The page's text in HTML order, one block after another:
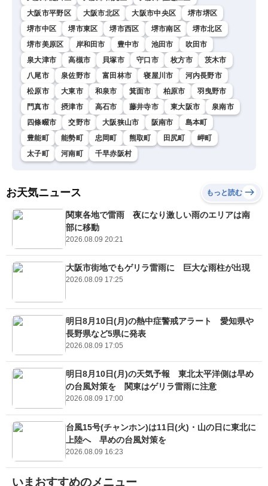
大阪市平野区
大阪市北区 大阪市中央区
堺市堺区
堺市中区
堺市東区 堺市西区 堺市南区
堺市北区
堺市美原区
岸和田市 豊中市 池田市
吹田市
泉大津市
高槻市 貝塚市 守口市 枚方市
茨木市
八尾市
泉佐野市 富田林市 寝屋川市
河内長野市
松原市
大東市 和泉市 箕面市 柏原市
羽曳野市
門真市
摂津市 高石市 藤井寺市 東大阪市
泉南市
四條畷市
交野市 大阪狭山市 阪南市
島本町
豊能町
能勢町 忠岡町 熊取町 田尻町
岬町
太子町
河南町 千早赤阪村
お天気ニュース もっと読む
関東各地で雷雨 夜になり激しい雨のエリアは南
部に移動
2026.08.09 20:21
大阪市街地でもゲリラ雷雨に 巨大な雨柱が出現
2026.08.09 17:25
明日8月10日(月)の熱中症警戒アラート 愛知県や
長野県など5県に発表
2026.08.09 17:05
明日8月10日(月)の天気予報 東北太平洋側は早め
の台風対策を 関東はゲリラ雷雨に注意
2026.08.09 17:00
台風15号(チャンホン)は11日(火)・山の日に東北に
上陸へ 早めの台風対策を
2026.08.09 16:23
いまおすすめのメニュー